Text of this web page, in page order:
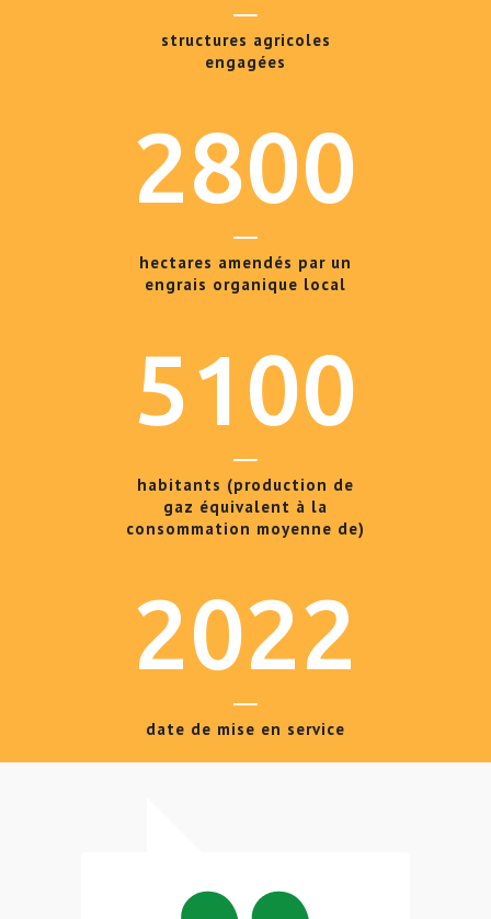
structures agricoles
engagées
2800
hectares amendés par un
engrais organique local
5100
habitants (production de
gaz équivalent à la
consommation moyenne de)
2022
date de mise en service